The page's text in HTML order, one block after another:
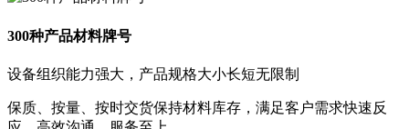
300种产品材料牌号
设备组织能力强大，产品规格大小长短无限制
保质、按量、按时交货保持材料库存，满足客户需求快速反